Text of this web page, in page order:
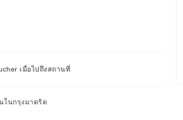
เมื่อไปถึงสถานที่
นกรุงมาดริด